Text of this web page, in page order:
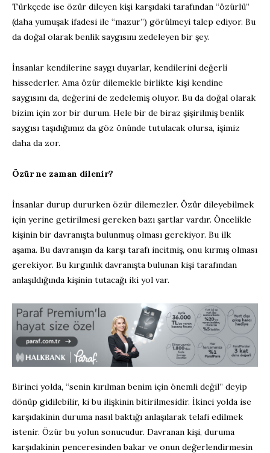
Türkçede ise özür dileyen kişi karşıdaki tarafından “özürlü”
(daha yumuşak ifadesi ile “mazur”) görülmeyi talep ediyor. Bu
da doğal olarak benlik saygısını zedeleyen bir şey.
İnsanlar kendilerine saygı duyarlar, kendilerini değerli
hissederler. Ama özür dilemekle birlikte kişi kendine
saygısını da, değerini de zedelemiş oluyor. Bu da doğal olarak
bizim için zor bir durum. Hele bir de biraz şişirilmiş benlik
saygısı taşıdığımız da göz önünde tutulacak olursa, işimiz
daha da zor.
Özür ne zaman dilenir?
İnsanlar durup dururken özür dilemezler. Özür dileyebilmek
için yerine getirilmesi gereken bazı şartlar vardır. Öncelikle
kişinin bir davranışta bulunmuş olması gerekiyor. Bu ilk
aşama. Bu davranışın da karşı tarafı incitmiş, onu kırmış olması
gerekiyor. Bu kırgınlık davranışta bulunan kişi tarafından
anlaşıldığında kişinin tutacağı iki yol var.
Birinci yolda, “senin kırılman benim için önemli değil” deyip
dönüp gidilebilir, ki bu ilişkinin bitirilmesidir. İkinci yolda ise
karşıdakinin duruma nasıl baktığı anlaşılarak telafi edilmek
istenir. Özür bu yolun sonucudur. Davranan kişi, duruma
karşıdakinin penceresinden bakar ve onun değerlendirmesin